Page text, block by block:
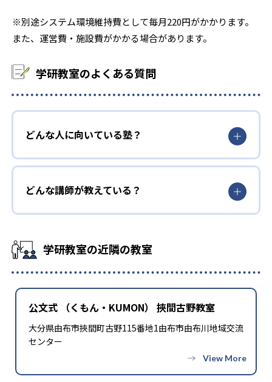
※別途システム環境維持費として毎月220円がかかります。
また、運営費・施設費がかかる場合があります。
学研教室のよくある質問
どんな人に向いている塾？
どんな講師が教えている？
学研教室の近隣の教室
公文式 （くもん・KUMON） 挾間古野教室
大分県由布市挾間町古野115番地1由布市由布川地域交流
センター